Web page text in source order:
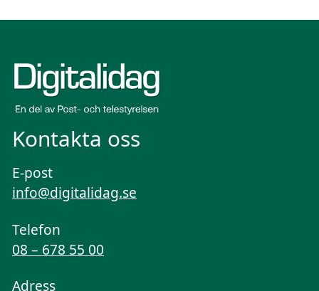
Kontakta oss
E-post
info@digitalidag.se
Telefon
08 – 678 55 00
Adress